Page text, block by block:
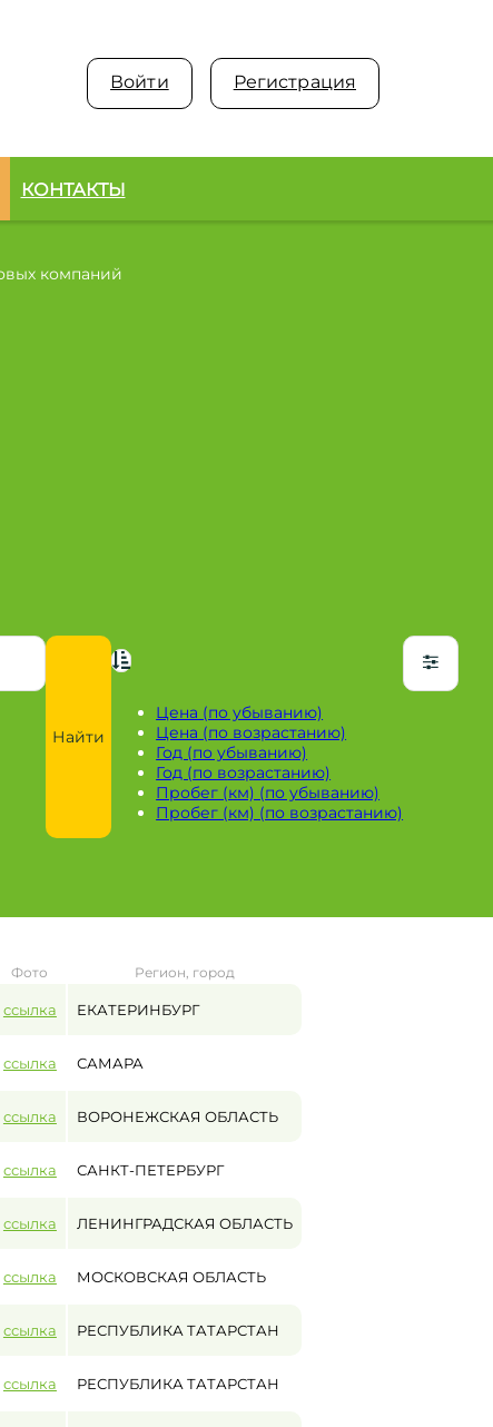
Войти Регистрация
КОНТАКТЫ
Найти
Цена (по убыванию)
Цена (по возрастанию)
Год (по убыванию)
Год (по возрастанию)
Пробег (км) (по убыванию)
Пробег (км) (по возрастанию)
Фото Регион, город
ссылка ЕКАТЕРИНБУРГ
ссылка САМАРА
ссылка ВОРОНЕЖСКАЯ ОБЛАСТЬ
ссылка САНКТ-ПЕТЕРБУРГ
ссылка ЛЕНИНГРАДСКАЯ ОБЛАСТЬ
ссылка МОСКОВСКАЯ ОБЛАСТЬ
ссылка РЕСПУБЛИКА ТАТАРСТАН
ссылка РЕСПУБЛИКА ТАТАРСТАН